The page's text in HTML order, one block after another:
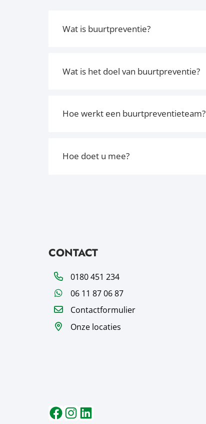
Wat is buurtpreventie?
Wat is het doel van buurtpreventie?
Hoe werkt een buurtpreventieteam?
Hoe doet u mee?
CONTACT
Telefoon0180 451 234
WhatsApp06 11 87 06 87
Contactformulier
Onze locaties
Volg ons op
Facebook
Volg ons op
Instagram
Volg ons op
LinkedIn